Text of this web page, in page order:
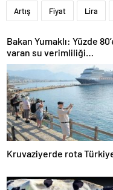
Artış Fiyat Lira
Bakan Yumaklı: Yüzde
varan su verimliliği
sağlayabiliriz
Kruvaziyerde rota